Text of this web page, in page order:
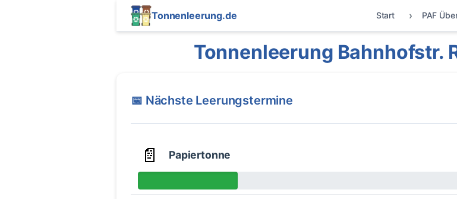
Tonnenleerung.de Start PAF
Tonnenleerung Bahnhofstr.
📅 Nächste Leerungstermine
📄 Papiertonne